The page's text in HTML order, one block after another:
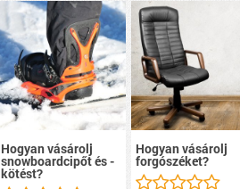
Hogyan vásárolj
snowboardcipőt és -
kötést?
Hogyan vásárolj
forgószéket?